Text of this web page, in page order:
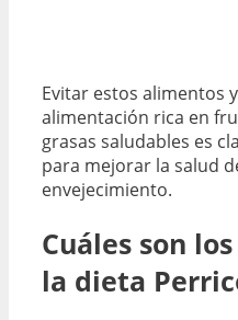
Evitar estos alimentos
alimentación rica en
grasas saludables es
para mejorar la salud
envejecimiento.
Cuáles son
la dieta